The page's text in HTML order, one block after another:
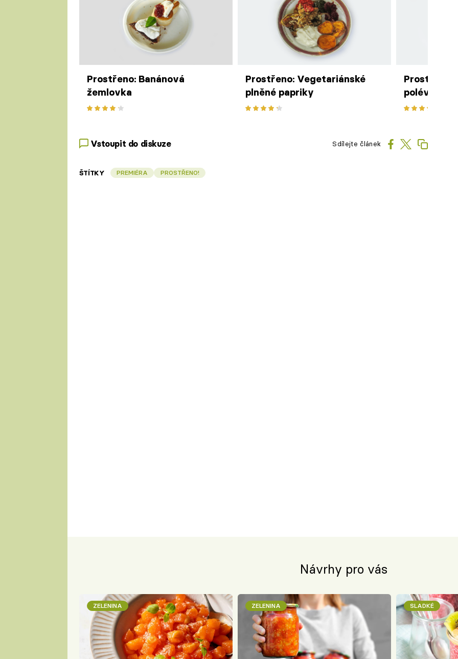
Prostřeno: Banánová
žemlovka
Prostřeno: Vegetariánské
plněné papriky
Prostřeno:
polévka
Vstoupit do diskuze Sdílejte článek
ŠTÍTKY PREMIÉRA PROSTŘENO!
Návrhy pro vás
ZELENINA ZELENINA SLADKÉ